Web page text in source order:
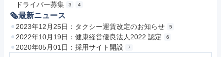
ドライバー募集
3 4
🗞最新ニュース
2023年12月25日：タクシー運賃改定のお知らせ 5
2022年10月19日：健康経営優良法人2022 認定 6
2020年05月01日：採用サイト開設 7